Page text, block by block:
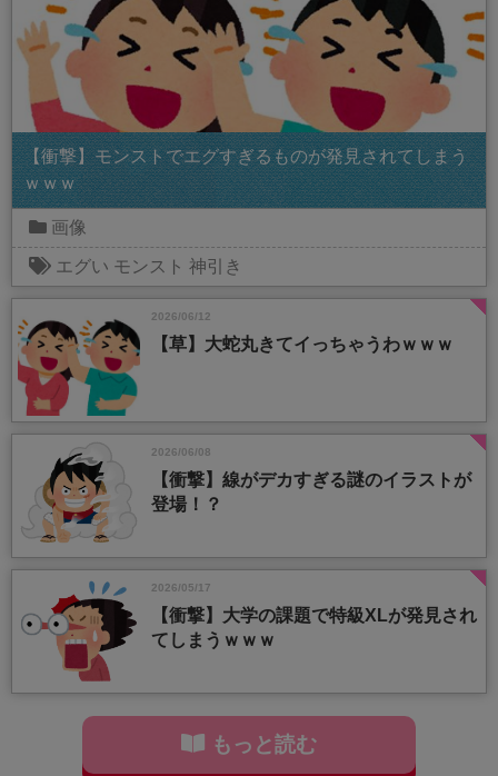
【衝撃】モンストでエグすぎるものが発見されてしまう
ｗｗｗ
画像
エグい モンスト 神引き
2026/06/12
【草】大蛇丸きてイっちゃうわｗｗｗ
2026/06/08
【衝撃】線がデカすぎる謎のイラストが
登場！？
2026/05/17
【衝撃】大学の課題で特級XLが発見され
てしまうｗｗｗ
もっと読む